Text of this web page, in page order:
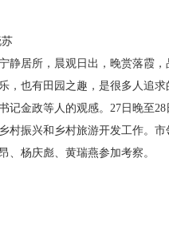
静居所，晨观日出，晚赏落霞
，也有田园之趣，是很多人追
记金政等人的观感。27日晚至
村振兴和乡村旅游开发工作。
、杨庆彪、黄瑞燕参加考察。